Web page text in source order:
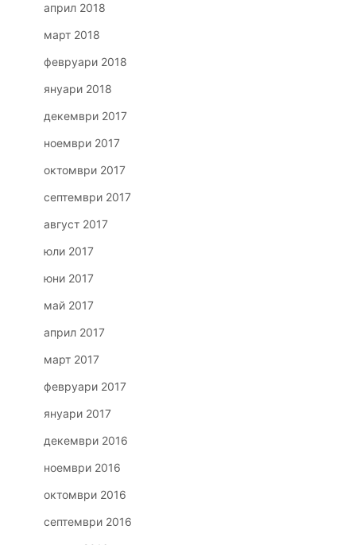
април 2018
март 2018
февруари 2018
януари 2018
декември 2017
ноември 2017
октомври 2017
септември 2017
август 2017
юли 2017
юни 2017
май 2017
април 2017
март 2017
февруари 2017
януари 2017
декември 2016
ноември 2016
октомври 2016
септември 2016